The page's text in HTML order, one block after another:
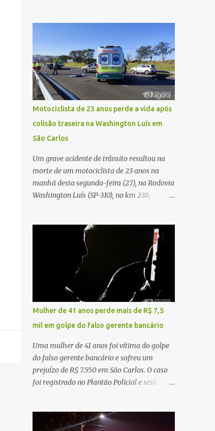
apresentou uma pane elétrica no painel,
deixando de funcionar e impossibilitando
uma nova partida. Ainda segundo o registro
policial, o condutor estacionou o carro,
certificou-se de que todas as portas estavam
trancadas, permaneceu com a chave de
ignição e se ausentou do local por cerca de
dez minutos para buscar ajuda. Ao retornar,
constatou que o automóvel havia
imediações, mas não conseguiu localizar o
veículo. Conforme o boletim, um menino de
aproximadamente 10 anos relatou ter visto
a Spin passando pelo local fazendo um forte
problema mecânico que o veículo já
apresentava antes do furto. O carro possui
seguro e, segundo a v...
Motociclista de 23 anos perde a vida após
colisão traseira na Washington Luís em
São Carlos
Um grave acidente de trânsito resultou na
morte de um motociclista de 23 anos na
manhã desta segunda-feira (27), na Rodovia
Washington Luís (SP-310), no km 238,
local, a vítima conduzia uma motocicleta
quando acabou colidindo na traseira de um
Jeep Renegade. Segundo relato da condutora
do veículo, o trânsito estava lento e
congestionado devido a obras realizadas na
rodovia, momento em que ocorreu o
impacto. Com a violência da colisão, o
motociclista foi arremessado ao solo.
Testemunhas relataram que o capacete teria
se desprendido durante o acidente. O jovem
sofreu ferimentos gravíssimos e morreu
ainda no local. Equipes de resgate e de
atendimento da concessionária responsável
socorro à vítima. No entanto, o óbito foi
constatado ainda no local do acidente. A
Mulher de 41 anos perde mais de R$ 7,5
mil em golpe do falso gerente bancário
Uma mulher de 41 anos foi vítima do golpe
do falso gerente bancário e sofreu um
prejuízo de R$ 7.550 em São Carlos. O caso
foi registrado no Plantão Policial e será
ocorrência, a vítima recebeu contato pelo